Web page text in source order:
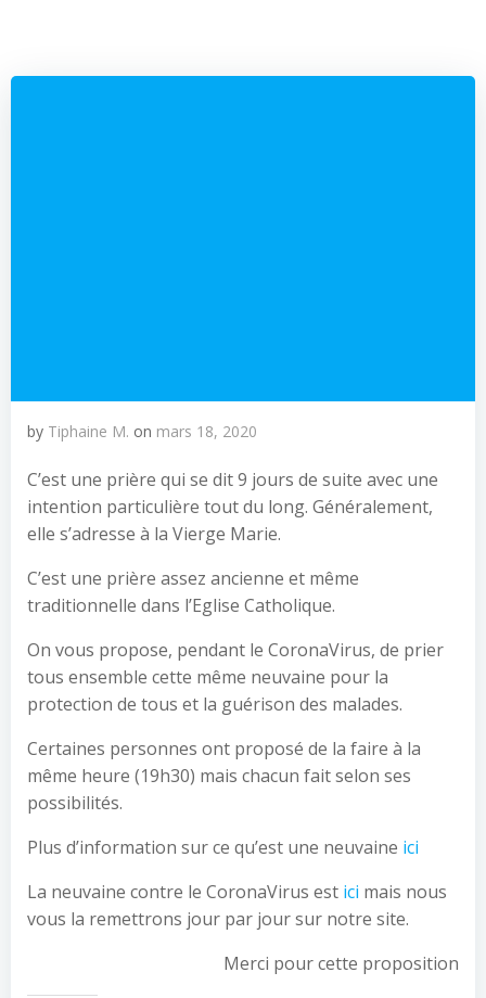
by Tiphaine M. on mars 18, 2020
C’est une prière qui se dit 9 jours de suite avec une
intention particulière tout du long. Généralement,
elle s’adresse à la Vierge Marie.
C’est une prière assez ancienne et même
traditionnelle dans l’Eglise Catholique.
On vous propose, pendant le CoronaVirus, de prier
tous ensemble cette même neuvaine pour la
protection de tous et la guérison des malades.
Certaines personnes ont proposé de la faire à la
même heure (19h30) mais chacun fait selon ses
possibilités.
Plus d’information sur ce qu’est une neuvaine ici
La neuvaine contre le CoronaVirus est ici mais nous
vous la remettrons jour par jour sur notre site.
Merci pour cette proposition